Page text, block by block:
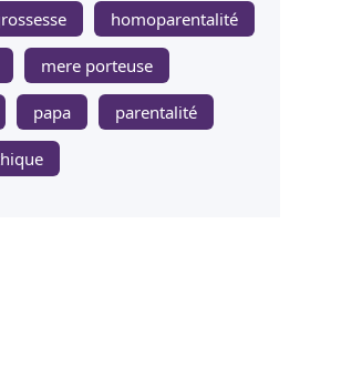
homoparentalité
mere porteuse
papa parentalité